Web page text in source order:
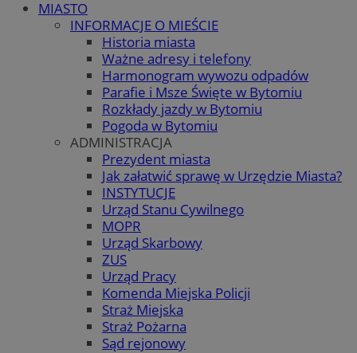
MIASTO
INFORMACJE O MIEŚCIE
Historia miasta
Ważne adresy i telefony
Harmonogram wywozu odpadów
Parafie i Msze Święte w Bytomiu
Rozkłady jazdy w Bytomiu
Pogoda w Bytomiu
ADMINISTRACJA
Prezydent miasta
Jak załatwić sprawę w Urzędzie Miasta?
INSTYTUCJE
Urząd Stanu Cywilnego
MOPR
Urząd Skarbowy
ZUS
Urząd Pracy
Komenda Miejska Policji
Straż Miejska
Straż Pożarna
Sąd rejonowy